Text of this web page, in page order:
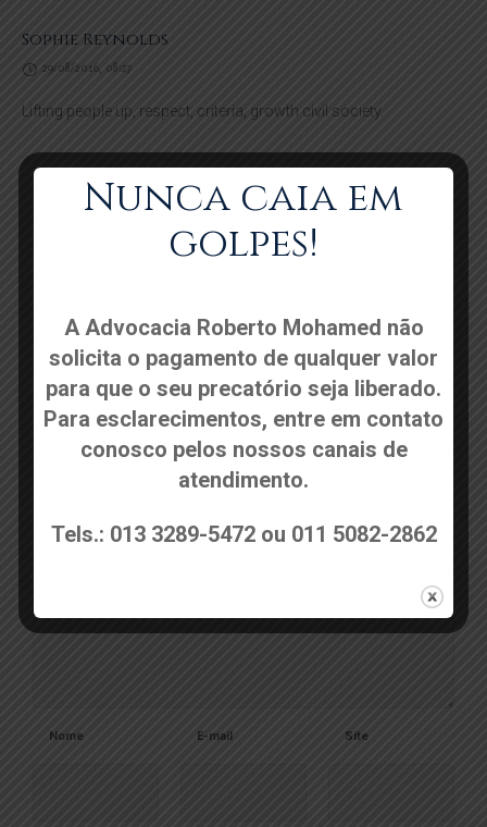
Sophie Reynolds
29/08/2016, 08:27
Lifting people up, respect, criteria, growth civil society.
obrigatórios são marcados com*
Nome E-mail Site
Nunca caia em
golpes!
A Advocacia Roberto Mohamed não
solicita o pagamento de qualquer valor
para que o seu precatório seja liberado.
Para esclarecimentos, entre em contato
conosco pelos nossos canais de
atendimento.
Tels.: 013 3289-5472 ou 011 5082-2862